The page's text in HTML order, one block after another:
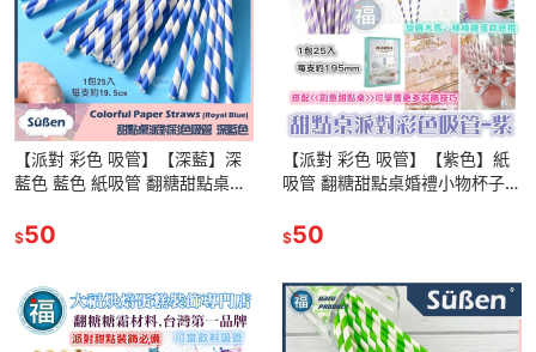
【派對 彩色 吸管】【深藍】深
藍色 藍色 紙吸管 翻糖甜點桌婚
照下午茶翻糖珠光粉色粉針筆
$50
【派對 彩色 吸管】【紫色】紙
吸管 翻糖甜點桌婚禮小物杯子蛋
通翻糖珠光粉泰勒粉色膏色粉針
$50